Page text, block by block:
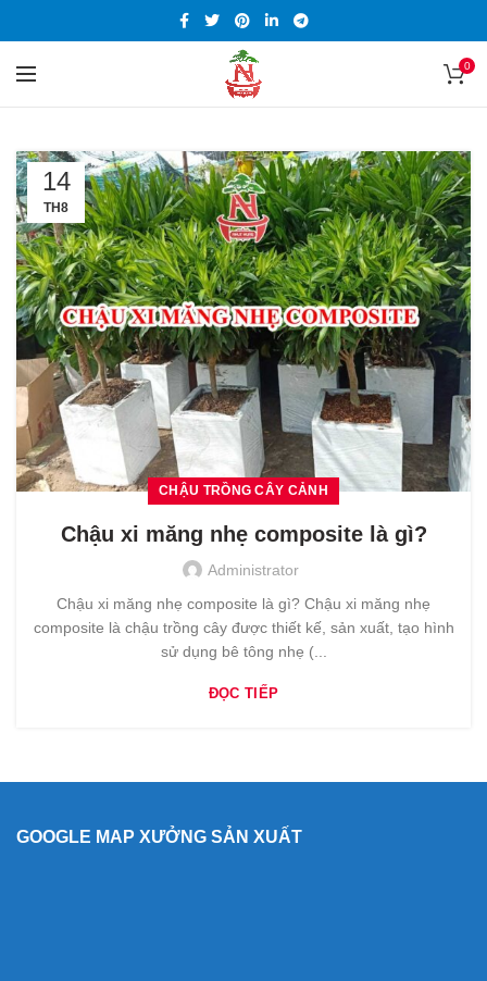
0
14
TH8
CHẬU TRỒNG CÂY CẢNH
Chậu xi măng nhẹ composite là gì?
Administrator
Chậu xi măng nhẹ composite là gì? Chậu xi măng nhẹ
composite là chậu trồng cây được thiết kế, sản xuất, tạo hình
sử dụng bê tông nhẹ (...
ĐỌC TIẾP
GOOGLE MAP XƯỞNG SẢN XUẤT